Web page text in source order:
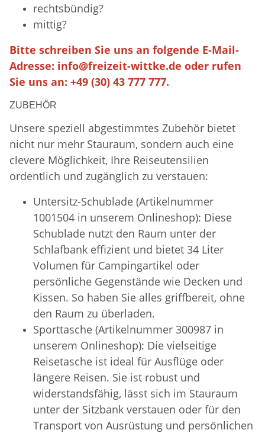
rechtsbündig?
mittig?
Bitte schreiben Sie uns an folgende E-Mail-
Adresse: info@freizeit-wittke.de oder rufen
Sie uns an: +49 (30) 43 777 777.
ZUBEHÖR
Unsere speziell abgestimmtes Zubehör bietet
nicht nur mehr Stauraum, sondern auch eine
clevere Möglichkeit, Ihre Reiseutensilien
ordentlich und zugänglich zu verstauen:
Untersitz-Schublade (Artikelnummer
1001504 in unserem Onlineshop): Diese
Schublade nutzt den Raum unter der
Schlafbank effizient und bietet 34 Liter
Volumen für Campingartikel oder
persönliche Gegenstände wie Decken und
Kissen. So haben Sie alles griffbereit, ohne
den Raum zu überladen.
Sporttasche (Artikelnummer 300987 in
unserem Onlineshop): Die vielseitige
Reisetasche ist ideal für Ausflüge oder
längere Reisen. Sie ist robust und
widerstandsfähig, lässt sich im Stauraum
unter der Sitzbank verstauen oder für den
Transport von Ausrüstung und persönlichen